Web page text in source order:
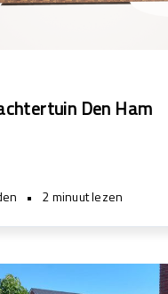
Den Ham
• 2 minuut lezen